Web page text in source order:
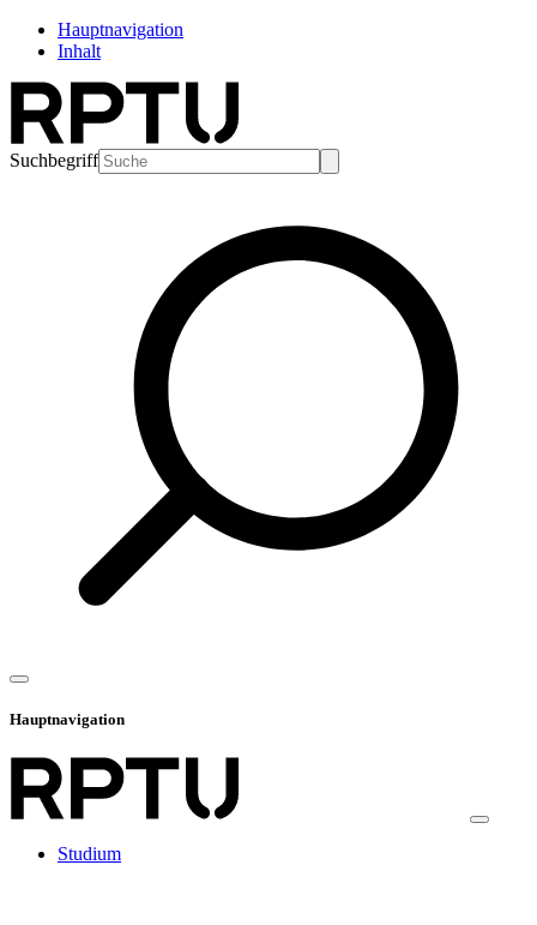
Hauptnavigation
Inhalt
Suchbegriff
Hauptnavigation
Studium